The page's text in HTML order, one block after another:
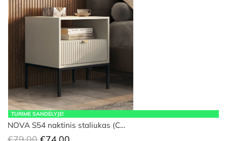
TURIME SANDĖLYJE!
NOVA S54 naktinis staliukas (C…
Original